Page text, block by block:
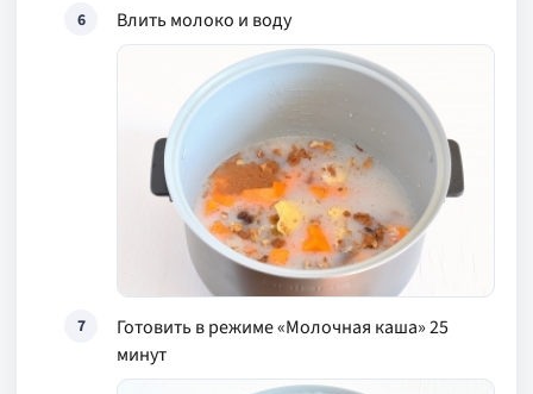
6 Влить молоко и воду
7
Готовить в режиме «Молочная каша» 25
минут